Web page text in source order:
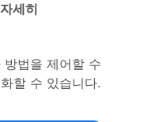
세히
법을 제어할 수
할 수 있습니다.